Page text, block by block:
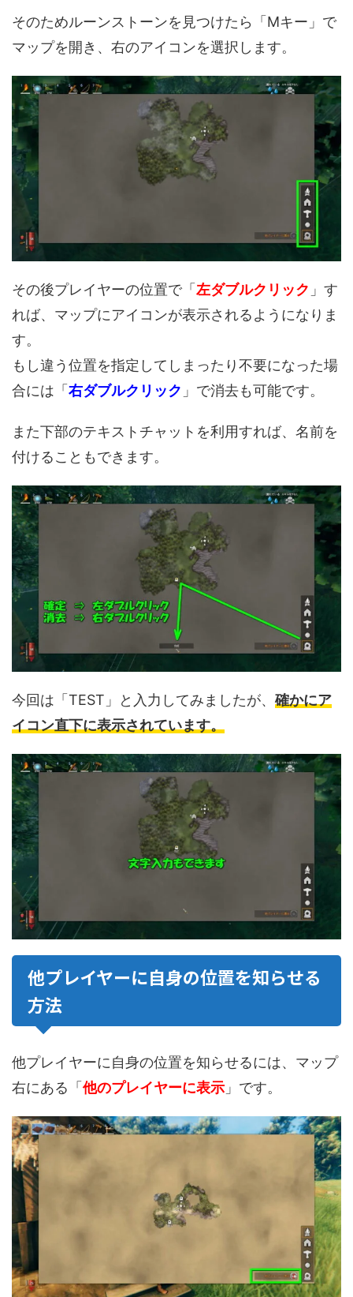
そのためルーンストーンを見つけたら「Mキー」で
マップを開き、右のアイコンを選択します。
その後プレイヤーの位置で「 左ダブルクリック 」す
れば、マップにアイコンが表示されるようになりま
す。
もし違う位置を指定してしまったり不要になった場
合には「 右ダブルクリック 」で消去も可能です。
また下部のテキストチャットを利用すれば、名前を
付けることもできます。
今回は「TEST」と入力してみましたが、確かにア
イコン直下に表示されています。
他プレイヤーに自身の位置を知らせる
方法
他プレイヤーに自身の位置を知らせるには、マップ
右にある「他のプレイヤーに表示 」です。